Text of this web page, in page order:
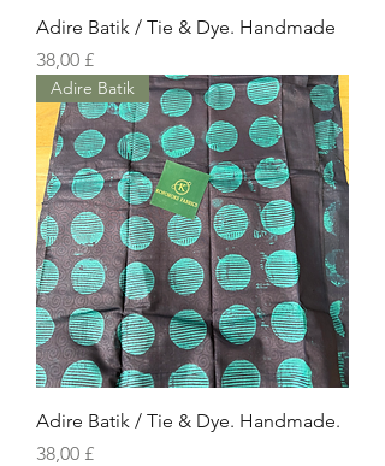
Adire Batik / Tie & Dye. Handmade
Prezzo
38,00 £
Adire Batik
Adire Batik / Tie & Dye. Handmade.
Prezzo
38,00 £